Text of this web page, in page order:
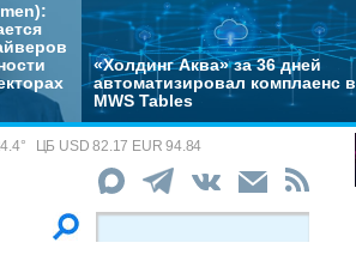
«Холдинг Аква» за 36 дней
автоматизировал комплаенс в
MWS Tables
° ЦБ USD 82.17 EUR 94.84